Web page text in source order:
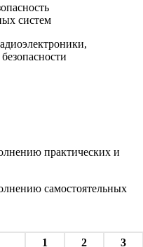
систем
практических и
самостоятельных
1 2 3